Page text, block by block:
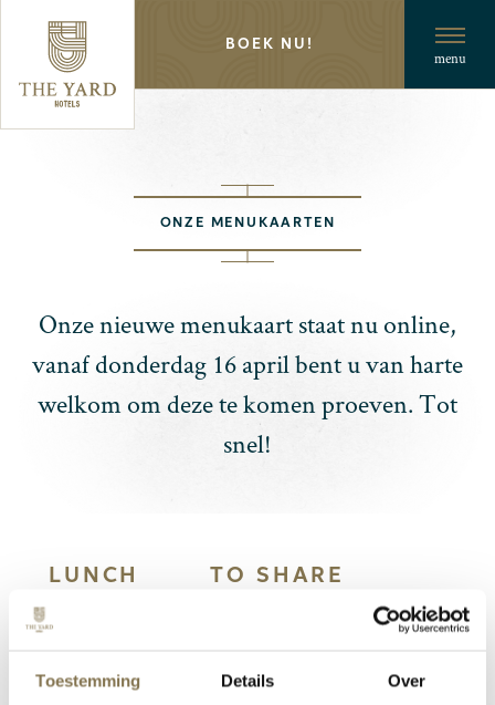
Toestemming Details Over
BOEK NU!
menu
ONZE MENUKAARTEN
Onze nieuwe menukaart staat nu online,
vanaf donderdag 16 april bent u van harte
welkom om deze te komen proeven. Tot
snel!
LUNCH TO SHARE
DINER